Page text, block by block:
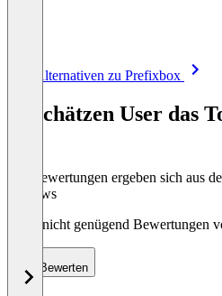
Alle Alternativen zu Prefixbox
So schätzen User das
Die Bewertungen ergeben sich aus
Reviews
Noch nicht genügend Bewertungen
Bewerten